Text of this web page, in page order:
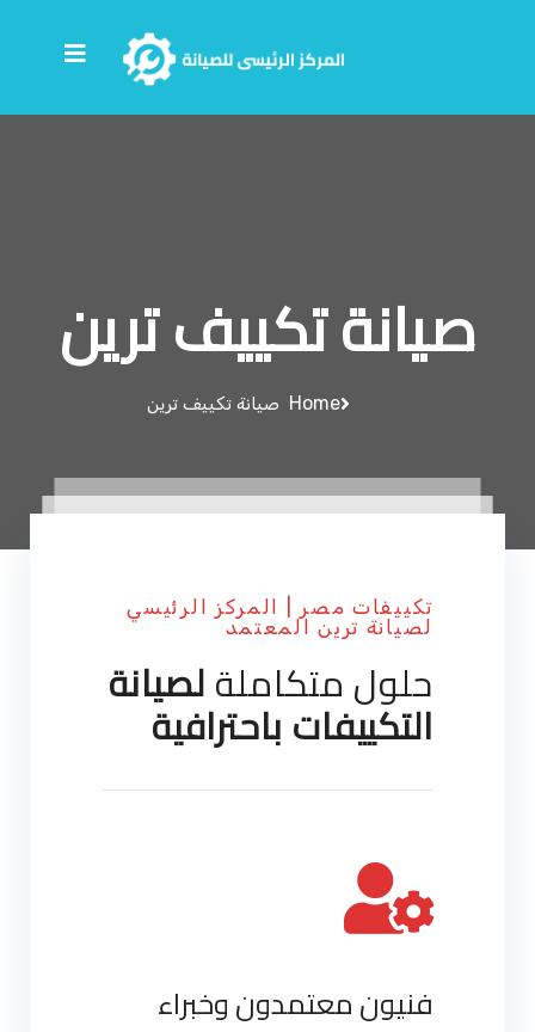
صيانة تكييف ترين
Home صيانة تكييف ترين
تكييفات مصر | المركز الرئيسي
لصيانة ترين المعتمد
حلول متكاملةلصيانة
التكييفات باحترافية
فنيون معتمدون وخبراء